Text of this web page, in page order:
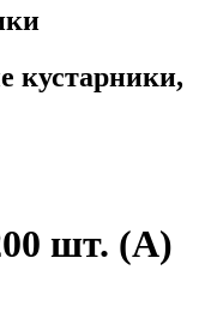
кустарники,
шт. (А)